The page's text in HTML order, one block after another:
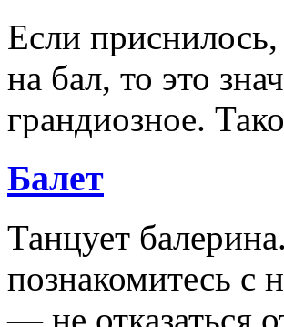
Если приснилось,
на бал, то это
грандиозное.
Балет
Танцует
познакомитесь с
— не отказаться